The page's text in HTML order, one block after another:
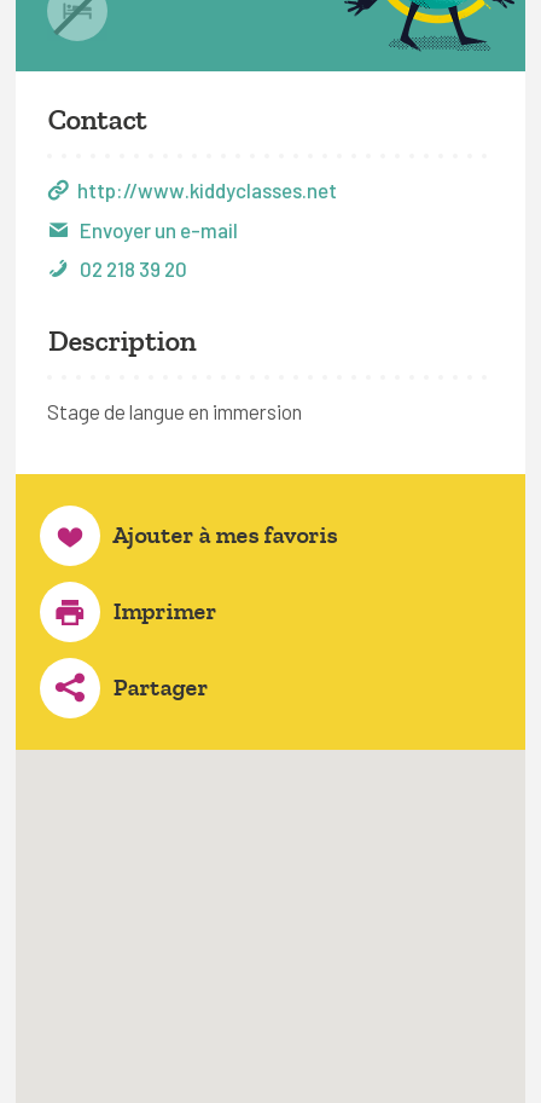
Contact
http://www.kiddyclasses.net
Envoyer un e-mail
02 218 39 20
Description
Stage de langue en immersion
Ajouter à mes favoris
Imprimer
Partager